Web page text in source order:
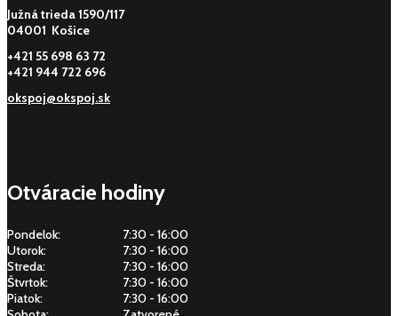
Južná trieda 1590/117
04001 Košice
+421 55 698 63 72
+421 944 722 696
okspoj@okspoj.sk
Otváracie hodiny
Pondelok:
7:30 - 16:00
Utorok:
7:30 - 16:00
Streda:
7:30 - 16:00
Štvrtok:
7:30 - 16:00
Piatok:
7:30 - 16:00